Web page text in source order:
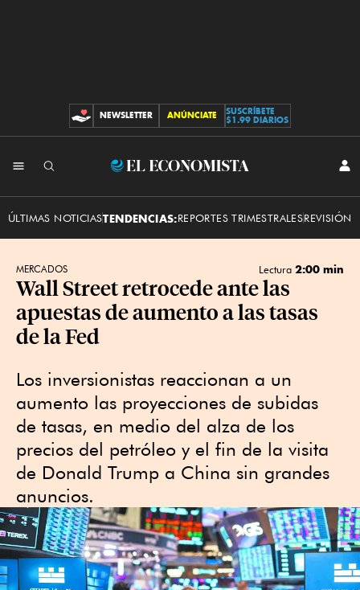
CONTRIBUCIONES
NEWSLETTER ANÚNCIATE
SUSCRÍBETE
$1.99 DIARIOS
El
ÚLTIMAS NOTICIASTENDENCIAS:REPORTES TRIMESTRALESREVISIÓN
MERCADOS Lectura 2:00 min
Wall Street retrocede ante las
apuestas de aumento a las tasas
de la Fed
Los inversionistas reaccionan a un
aumento las proyecciones de subidas
de tasas, en medio del alza de los
precios del petróleo y el fin de la visita
de Donald Trump a China sin grandes
anuncios.